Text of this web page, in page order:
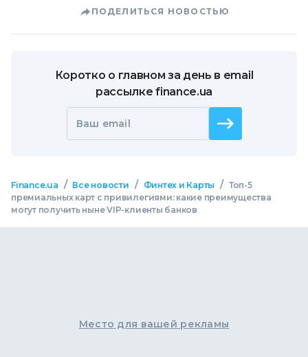
ПОДЕЛИТЬСЯ НОВОСТЬЮ
Коротко о главном за день в email
рассылке finance.ua
Ваш email
Finance.ua / Все новости / Финтех и Карты / Топ-5
премиальных карт с привилегиями: какие преимущества
могут получить ныне VIP-клиенты банков
Место для вашей рекламы